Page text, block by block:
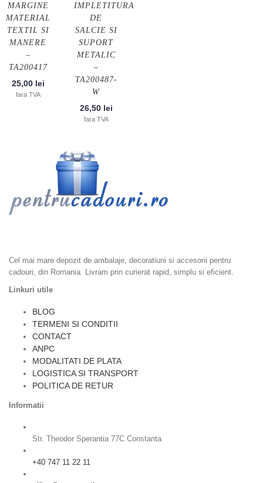
MARGINE
MATERIAL
TEXTIL SI
MANERE
–
TA200417
25,00 lei
fara TVA
IMPLETITURA
DE
SALCIE SI
SUPORT
METALIC
–
TA200487-
W
26,50 lei
fara TVA
Cel mai mare depozit de ambalaje, decoratiuni si accesorii pentru
cadouri, din Romania. Livram prin curierat rapid, simplu si eficient.
Linkuri utile
BLOG
TERMENI SI CONDITII
CONTACT
ANPC
MODALITATI DE PLATA
LOGISTICA SI TRANSPORT
POLITICA DE RETUR
Informatii
Str. Theodor Sperantia 77C Constanta
+40 747 11 22 11